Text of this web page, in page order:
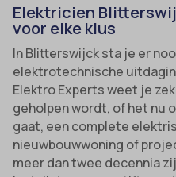
Elektricien
voor elke klus
In Blitterswijck sta je er
elektrotechnische
Elektro Experts weet je
geholpen wordt, of het nu
gaat, een complete
nieuwbouwwoning of
meer dan twee decennia